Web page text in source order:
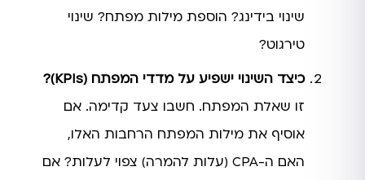
שינוי בידינג? הוספת מילות מפתח? שינוי
טירגוט?
כיצד השינוי ישפיע על מדדי המפתח (KPIs)?
זו שאלת המפתח. חשבו צעד קדימה. אם
אוסיף את מילות המפתח הרחבות האלו,
האם ה-CPA (עלות להמרה) צפוי לעלות? אם